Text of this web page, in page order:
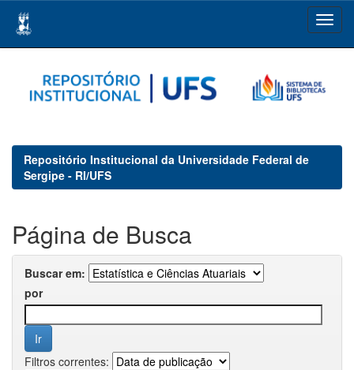
navigation
Repositório Institucional da Universidade Federal de
Sergipe - RI/UFS
Página de Busca
Buscar em:
por
Filtros correntes: